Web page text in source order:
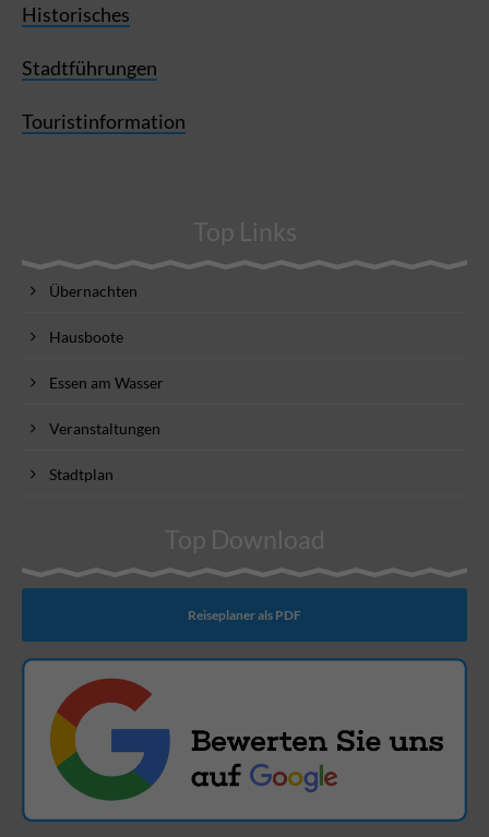
Historisches
Stadtführungen
Touristinformation
Top Links
Übernachten
Hausboote
Essen am Wasser
Veranstaltungen
Stadtplan
Top Download
Reiseplaner als PDF